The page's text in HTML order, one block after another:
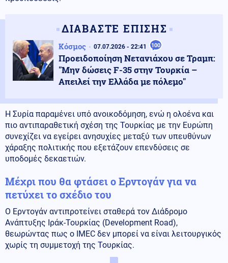
ΔΙΑΒΑΣΤΕ ΕΠΙΣΗΣ
Κόσμος 07.07.2026 - 22:41 100
Προειδοποίηση Νετανιάχου σε Τραμπ:
"Μην δώσεις F-35 στην Τουρκία –
Απειλεί την Ελλάδα με πόλεμο"
Η Συρία παραμένει υπό ανοικοδόμηση, ενώ η ολοένα και
πιο αντιπαραθετική σχέση της Τουρκίας με την Ευρώπη
συνεχίζει να εγείρει ανησυχίες μεταξύ των υπευθύνων
χάραξης πολιτικής που εξετάζουν επενδύσεις σε
υποδομές δεκαετιών.
Μέχρι που θα φτάσει ο Ερντογάν για να
πετύχει το σχέδιο του
Ο Ερντογάν αντιπροτείνει σταθερά τον Διάδρομο
Ανάπτυξης Ιράκ-Τουρκίας (Development Road),
θεωρώντας πως ο IMEC δεν μπορεί να είναι λειτουργικός
χωρίς τη συμμετοχή της Τουρκίας.